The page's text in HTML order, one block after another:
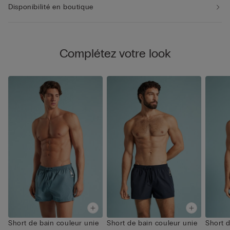
Disponibilité en boutique
Complétez votre look
Short de bain couleur unie
Short de bain couleur unie
Short